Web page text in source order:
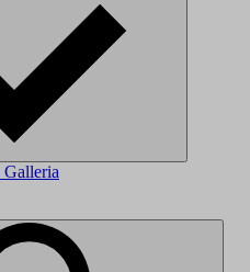
Galleria